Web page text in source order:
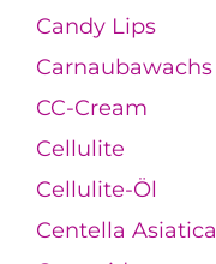
Candy Lips
Carnaubawachs
CC-Cream
Cellulite
Cellulite-Öl
Centella Asiatica